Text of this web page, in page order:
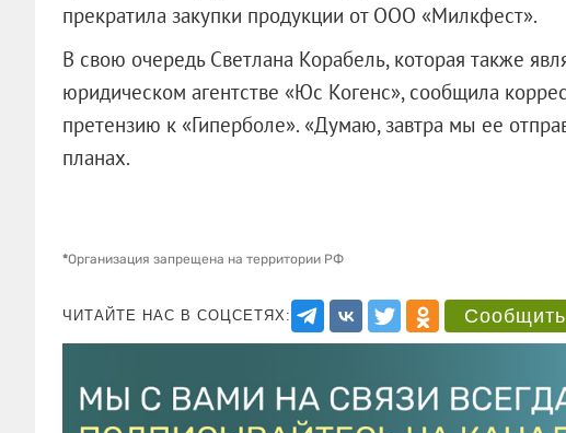
прекратила закупки продукции от ООО «Милкфест».
В свою очередь Светлана Корабель, которая также
юридическом агентстве «Юс Когенс», сообщила
претензию к «Гиперболе». «Думаю, завтра мы ее
планах.
*Организация запрещена на территории РФ
ЧИТАЙТЕ НАС В СОЦСЕТЯХ: